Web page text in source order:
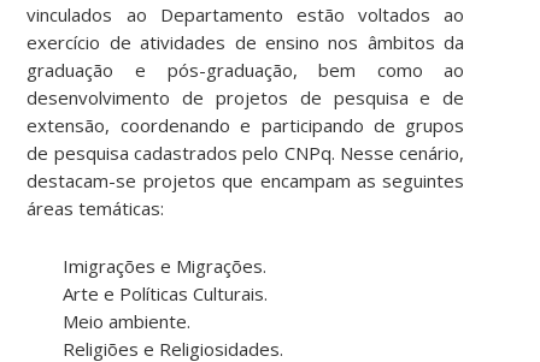
vinculados ao Departamento estão voltados ao
exercício de atividades de ensino nos âmbitos da
graduação e pós-graduação, bem como ao
desenvolvimento de projetos de pesquisa e de
extensão, coordenando e participando de grupos
de pesquisa cadastrados pelo CNPq. Nesse cenário,
destacam-se projetos que encampam as seguintes
áreas temáticas:
Imigrações e Migrações.
Arte e Políticas Culturais.
Meio ambiente.
Religiões e Religiosidades.